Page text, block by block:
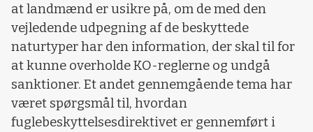
at landmænd er usikre på, om de med den
vejledende udpegning af de beskyttede
naturtyper har den information, der skal til for
at kunne overholde KO-reglerne og undgå
sanktioner. Et andet gennemgående tema har
været spørgsmål til, hvordan
fuglebeskyttelsesdirektivet er gennemført i